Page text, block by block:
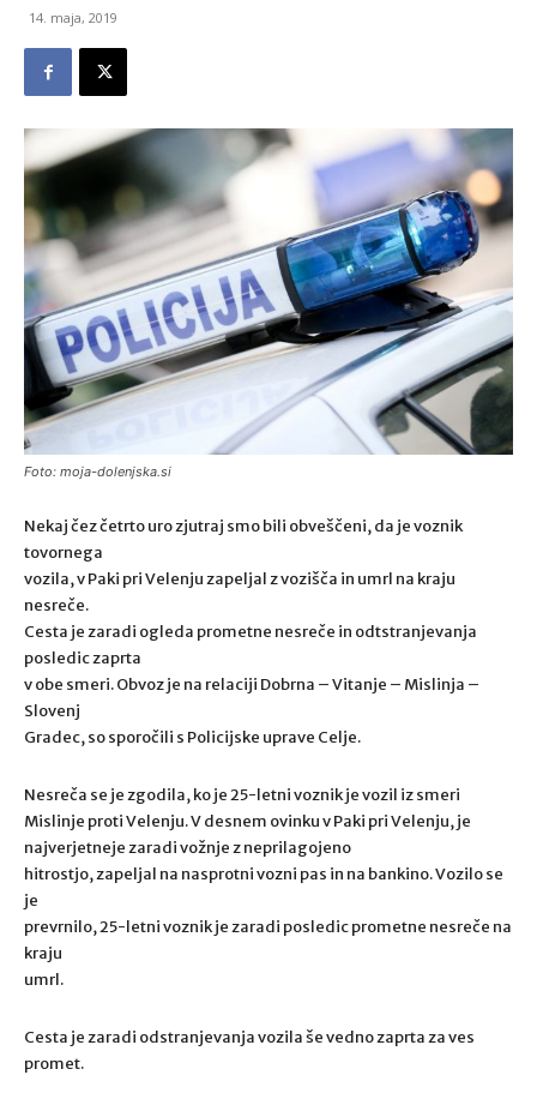
14. maja, 2019
Foto: moja-dolenjska.si
Nekaj čez četrto uro zjutraj smo bili obveščeni, da je voznik
tovornega
vozila, v Paki pri Velenju zapeljal z vozišča in umrl na kraju
nesreče.
Cesta je zaradi ogleda prometne nesreče in odtstranjevanja
posledic zaprta
v obe smeri. Obvoz je na relaciji Dobrna – Vitanje – Mislinja –
Slovenj
Gradec, so sporočili s Policijske uprave Celje.
Nesreča se je zgodila, ko je 25-letni voznik je vozil iz smeri
Mislinje proti Velenju. V desnem ovinku v Paki pri Velenju, je
najverjetneje zaradi vožnje z neprilagojeno
hitrostjo, zapeljal na nasprotni vozni pas in na bankino. Vozilo se
je
prevrnilo, 25-letni voznik je zaradi posledic prometne nesreče na
kraju
umrl.
Cesta je zaradi odstranjevanja vozila še vedno zaprta za ves
promet.